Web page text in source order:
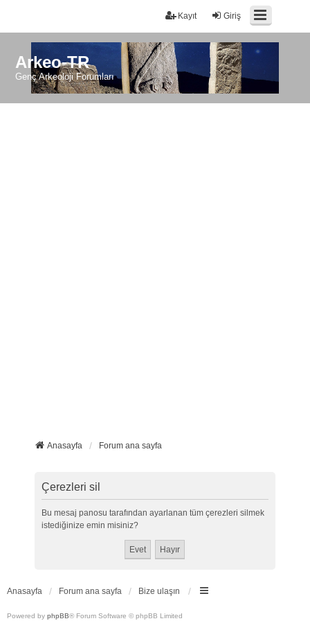
Giriş
Kayıt
Arkeo-TR
Genç Arkeoloji Forumları
Anasayfa Forum ana sayfa
Çerezleri sil
Bu mesaj panosu tarafından ayarlanan tüm çerezleri silmek
istediğinize emin misiniz?
Anasayfa Forum ana sayfa Bize ulaşın
Powered by phpBB® Forum Software © phpBB Limited